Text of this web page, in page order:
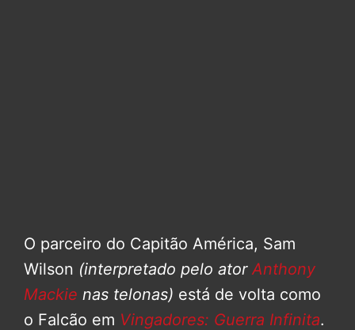
O parceiro do Capitão América, Sam
Wilson (interpretado pelo ator Anthony
Mackie nas telonas) está de volta como
o Falcão em Vingadores: Guerra Infinita.